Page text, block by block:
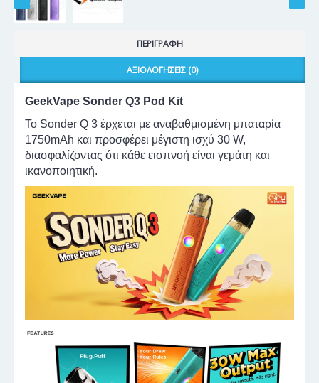
ΠΕΡΙΓΡΑΦΉ
ΑΞΙΟΛΟΓΉΣΕΙΣ (0)
GeekVape Sonder Q3 Pod Kit
Το Sonder Q 3 έρχεται με αναβαθμισμένη μπαταρία
1750mAh και προσφέρει μέγιστη ισχύ 30 W,
διασφαλίζοντας ότι κάθε εισπνοή είναι γεμάτη και
ικανοποιητική.